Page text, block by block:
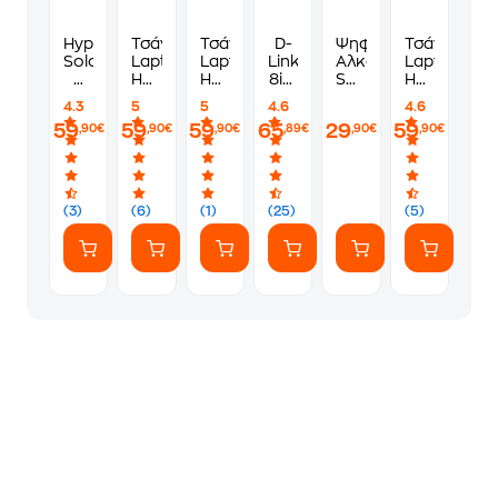
HyperX
Solocast
2
Streaming
-
Μαύρο
4.3
(3)
59,90€
Τσάντα
Laptop
Hama
16.2''
-
Μαύρο
5
(6)
59,90€
Τσάντα
Laptop
Hama
16.2''
-
Πράσινο
5
(1)
59,90€
D-
Link
8in1
C
Hub
with
HDMI/Ethernet/Card
Reader/Power
Delivery
4.6
(25)
65,89€
Ψηφιακό
Αλκοτέστ
SBS
29,90€
Τσάντα
Laptop
Hama
16.2''
-
Μπεζ
4.6
(5)
59,90€